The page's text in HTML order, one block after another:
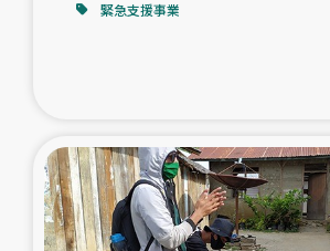
復興応援隊の活動
仮設住宅生活支援・農業復
緊急支援事業